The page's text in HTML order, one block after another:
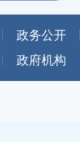
政务公开
政府机构